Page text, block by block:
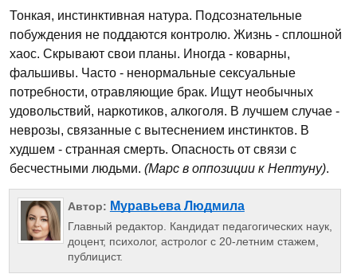
Тонкая, инстинктивная натура. Подсознательные
побуждения не поддаются контролю. Жизнь - сплошной
хаос. Скрывают свои планы. Иногда - коварны,
фальшивы. Часто - ненормальные сексуальные
потребности, отравляющие брак. Ищут необычных
удовольствий, наркотиков, алкоголя. В лучшем случае -
неврозы, связанные с вытеснением инстинктов. В
худшем - странная смерть. Опасность от связи с
бесчестными людьми. (Марс в оппозиции к Нептуну).
Автор: Муравьева Людмила
Главный редактор. Кандидат педагогических наук,
доцент, психолог, астролог с 20-летним стажем,
публицист.